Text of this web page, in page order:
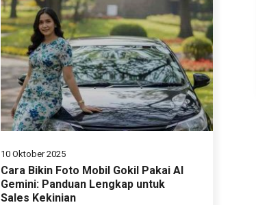
10 Oktober 2025
Cara Bikin Foto Mobil Gokil Pakai AI
Gemini: Panduan Lengkap untuk
Sales Kekinian